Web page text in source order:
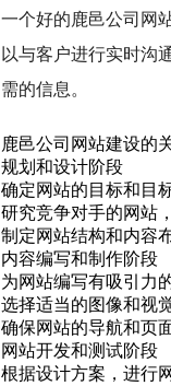
一个好的鹿邑公司网
以与客户进行实时沟
需的信息。
鹿邑公司网站建设的
规划和设计阶段
确定网站的目标和目
研究竞争对手的网站
制定网站结构和内容
内容编写和制作阶段
为网站编写有吸引力
选择适当的图像和视
确保网站的导航和页
网站开发和测试阶段
根据设计方案，进行